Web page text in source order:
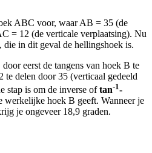
ABC voor, waar AB = 35 (de
= 12 (de verticale verplaatsing). Nu
die in dit geval de hellingshoek is.
eerst de tangens van hoek B te
te delen door 35 (verticaal gedeeld
stap is om de inverse oftan-1-
werkelijke hoek B geeft. Wanneer je
je ongeveer 18,9 graden.